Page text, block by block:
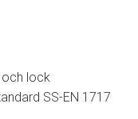
och lock
SS-EN 1717